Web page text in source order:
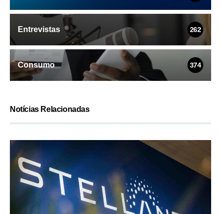
Entrevistas 262
Consumo 374
Notícias Relacionadas